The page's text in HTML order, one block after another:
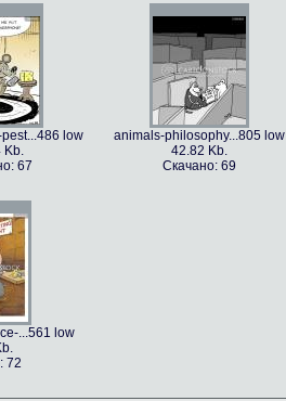
low
Kb.
67
animals-philosophy...805 low
42.82 Kb.
Скачано: 69
...561 low
72